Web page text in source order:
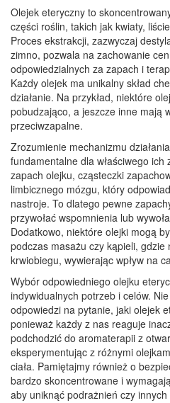
Olejek eteryczny to
części roślin, takich jak kwiaty,
Proces ekstrakcji, zazwyczaj
zimno, pozwala na zachowanie
odpowiedzialnych za zapach i
Każdy olejek ma unikalny skład
działanie. Na przykład, niektóre
pobudzająco, a jeszcze inne mają
przeciwzapalne.
Zrozumienie mechanizmu
fundamentalne dla właściwego
zapach olejku, cząsteczki
limbicznego mózgu, który
nastroje. To dlatego pewne
przywołać wspomnienia lub
Dodatkowo, niektóre olejki mogą
podczas masażu czy kąpieli, gdzie
krwiobiegu, wywierając wpływ na
Wybór odpowiedniego olejku
indywidualnych potrzeb i celów.
odpowiedzi na pytanie, jaki olejek
ponieważ każdy z nas reaguje
podchodzić do aromaterapii z
eksperymentując z różnymi
ciała. Pamiętajmy również o
bardzo skoncentrowane i
aby uniknąć podrażnień czy